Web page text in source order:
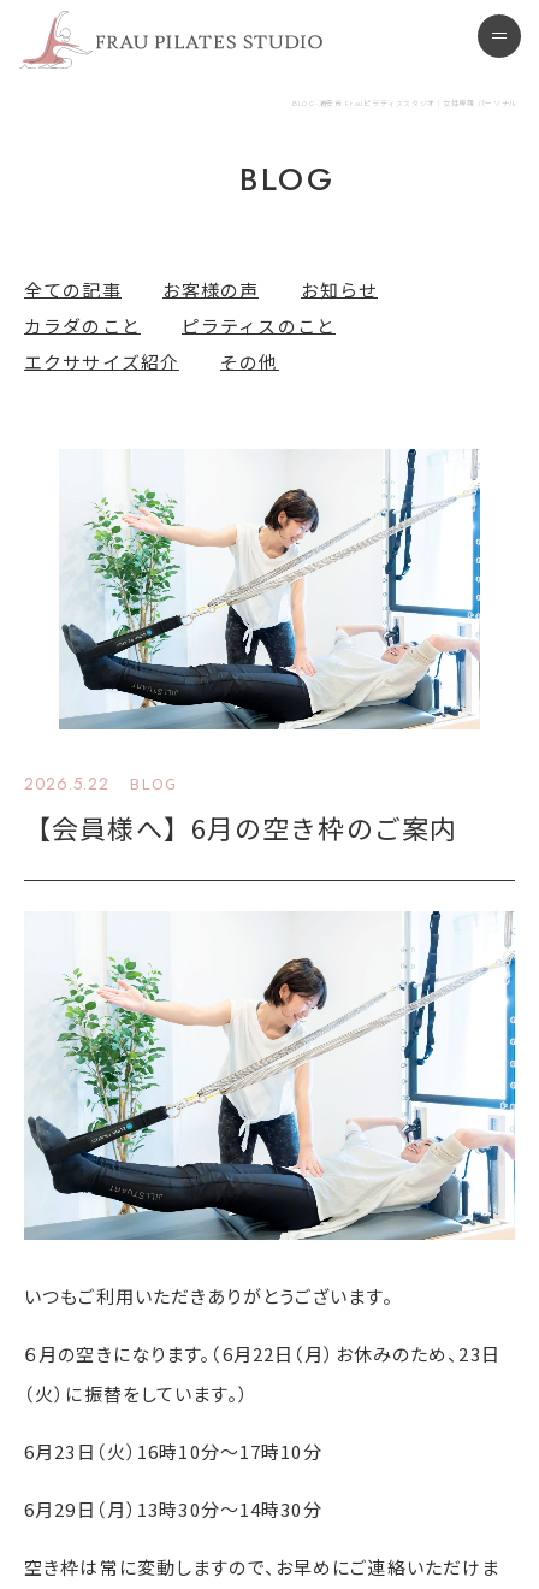
BLOG-浦安市 Frauピラティススタジオ | 女性専用 パーソナル
BLOG
全ての記事 お客様の声
お知らせ
カラダのこと
ピラティスのこと
エクササイズ紹介
その他
2026.5.22 BLOG
【会員様へ】6月の空き枠のご案内
いつもご利用いただきありがとうございます。
６月の空きになります。（6月22日（月）お休みのため、23日
（火）に振替をしています。）
6月23日（火）16時10分〜17時10分
6月29日（月）13時30分〜14時30分
空き枠は常に変動しますので、お早めにご連絡いただけま